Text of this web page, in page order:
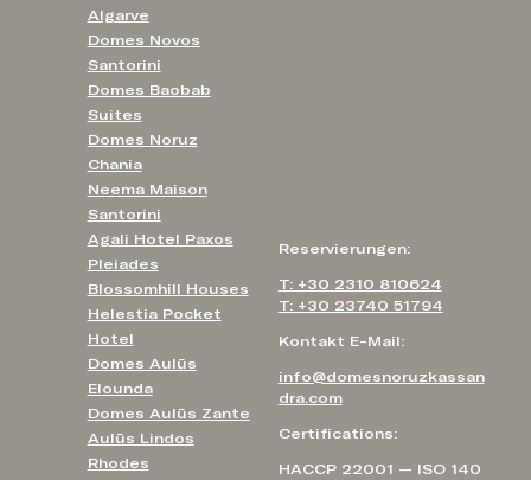
Reservierungen:
T: +30 2310 810624
T: +30 23740 51794
Kontakt E-Mail:
info@domesnoruzkassan
dra.com
Certifications:
HACCP 22001 — ISO 140
Algarve
Domes Novos
Santorini
Domes Baobab
Suites
Domes Noruz
Chania
Neema Maison
Santorini
Agali Hotel Paxos
Pleiades
Blossomhill Houses
Helestia Pocket
Hotel
Domes Aulūs
Elounda
Domes Aulūs Zante
Aulūs Lindos
Rhodes